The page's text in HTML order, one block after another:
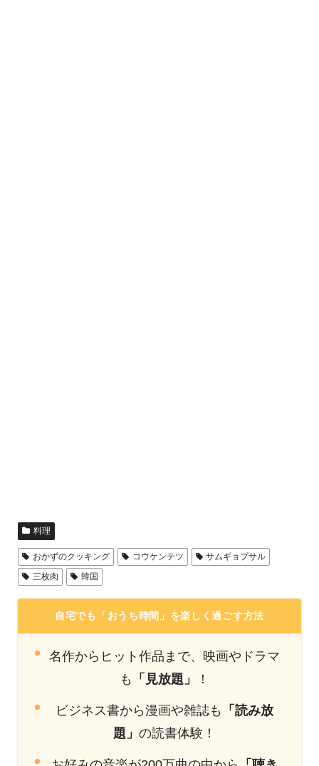
料理
おかずのクッキング コウケンテツ
サムギョプサル
三枚肉
韓国
自宅でも「おうち時間」を楽しく過ごす方法
名作からヒット作品まで、映画やドラマ
も
「見放題」 ！
ビジネス書から漫画や雑誌も
「読み放
題」の読書体験！